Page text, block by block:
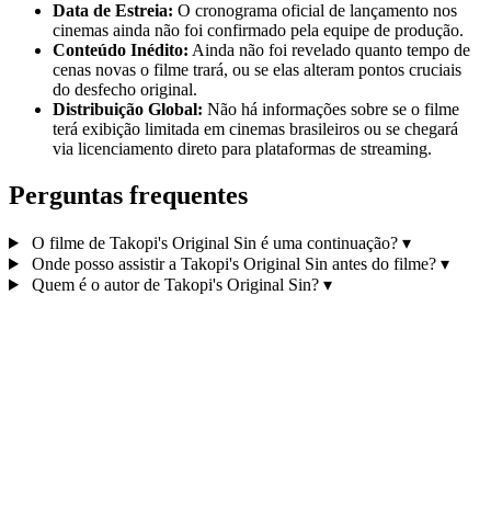
Data de Estreia: O cronograma oficial de lançamento nos
cinemas ainda não foi confirmado pela equipe de produção.
Conteúdo Inédito: Ainda não foi revelado quanto tempo de
cenas novas o filme trará, ou se elas alteram pontos cruciais
do desfecho original.
Distribuição Global: Não há informações sobre se o filme
terá exibição limitada em cinemas brasileiros ou se chegará
via licenciamento direto para plataformas de streaming.
Perguntas frequentes
O filme de Takopi's Original Sin é uma continuação? ▾
Onde posso assistir a Takopi's Original Sin antes do filme? ▾
Quem é o autor de Takopi's Original Sin? ▾